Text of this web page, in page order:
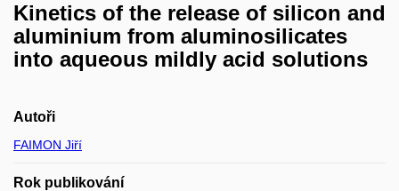
Kinetics of the release of silicon and
aluminium from aluminosilicates
into aqueous mildly acid solutions
Autoři
FAIMON Jiří
Rok publikování